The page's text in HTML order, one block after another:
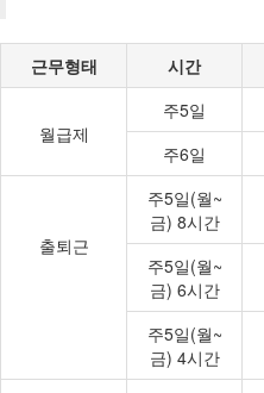
근무형태 시간
월급제
주5일
주6일
출퇴근
주5일(월~
금) 8시간
주5일(월~
금) 6시간
주5일(월~
금) 4시간